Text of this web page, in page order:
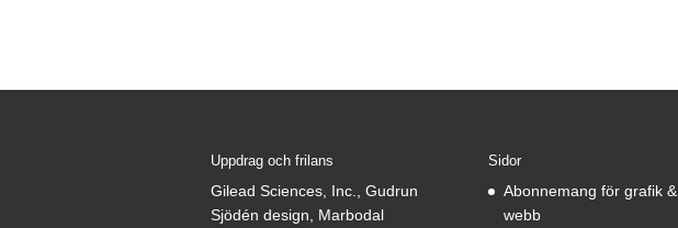
Uppdrag och frilans
Gilead Sciences, Inc., Gudrun
Sjödén design, Marbodal
Sidor
Abonnemang för grafik &
webb